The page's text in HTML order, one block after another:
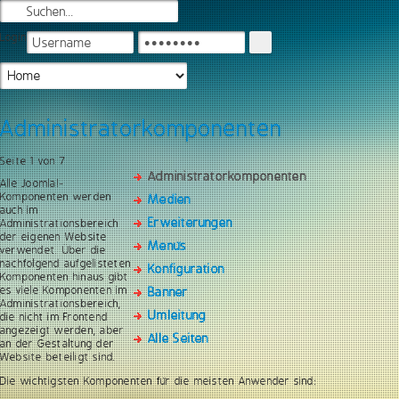
Login
Administratorkomponenten
Administratorkomponenten
Medien
Erweiterungen
Menüs
Konfiguration
Banner
Umleitung
Alle Seiten
Seite 1 von 7
Alle Joomla!-
Komponenten werden
auch im
Administrationsbereich
der eigenen Website
verwendet. Über die
nachfolgend aufgelisteten
Komponenten hinaus gibt
es viele Komponenten im
Administrationsbereich,
die nicht im Frontend
angezeigt werden, aber
an der Gestaltung der
Website beteiligt sind.
Die wichtigsten Komponenten für die meisten Anwender sind: